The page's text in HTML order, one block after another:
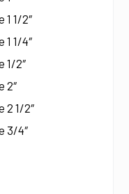
1 1/2″
1 1/4″
1/2″
2″
2 1/2″
3/4″